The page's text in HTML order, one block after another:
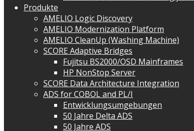
Produkte
AMELIO Logic Discovery
AMELIO Modernization Platform
AMELIO CleanUp (Washing Machine)
SCORE Adaptive Bridges
Fujitsu BS2000/OSD Mainframes
HP NonStop Server
SCORE Data Architecture Integration
ADS for COBOL and PL/I
Entwicklungsumgebungen
50 Jahre Delta ADS
50 Jahre ADS